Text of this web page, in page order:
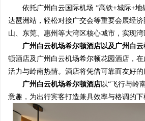
依托广州白云国际机场 “高铁+城际+
达琶洲站，轻松对接广交会等重要会展经
山、东莞、惠州等大湾区核心城市，实现湾
广州白云机场希尔顿酒店以及广州白
顿酒店及广州白云机场希尔顿花园酒店，
活力与岭南热情。酒店将凭借可靠而友好
广州白云机场希尔顿酒店以“飞行与岭
意趣，为出行宾客打造兼具效率与格调的下